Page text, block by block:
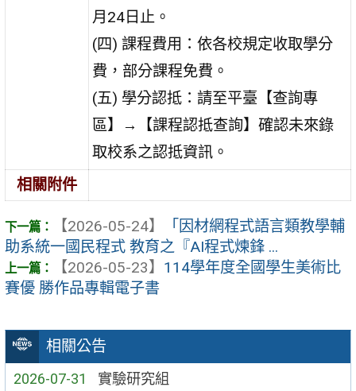
相關公告
2026-07-31 實驗研究組
月24日止。
(四) 課程費用：依各校規定收取學分
費，部分課程免費。
(五) 學分認抵：請至平臺【查詢專
區】→【課程認抵查詢】確認未來錄
取校系之認抵資訊。
相關附件
【2026-05-24】
「因材網程式語言類教學輔
助系統一國民程式 教育之『AI程式煉鋒 ...
【2026-05-23】 114學年度全國學生美術比
賽優 勝作品專輯電子書